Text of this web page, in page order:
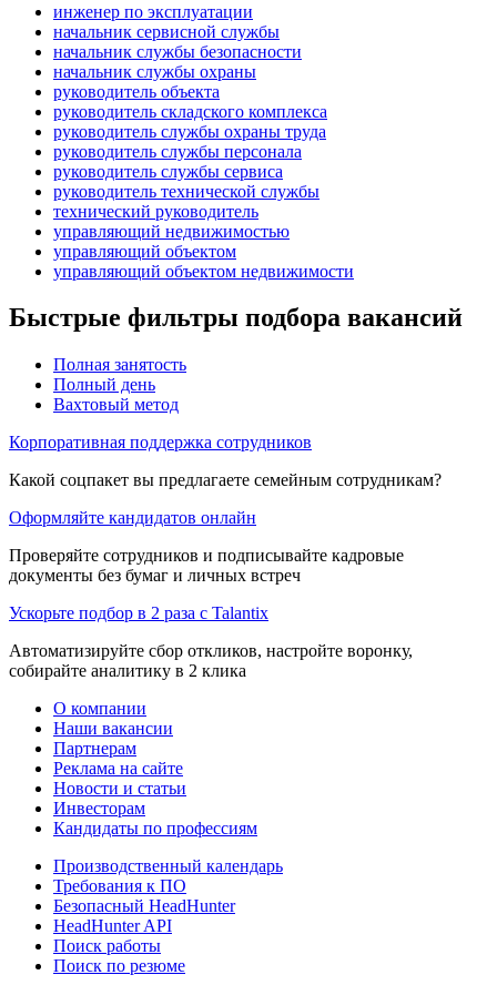
инженер по эксплуатации
начальник сервисной службы
начальник службы безопасности
начальник службы охраны
руководитель объекта
руководитель складского комплекса
руководитель службы охраны труда
руководитель службы персонала
руководитель службы сервиса
руководитель технической службы
технический руководитель
управляющий недвижимостью
управляющий объектом
управляющий объектом недвижимости
Быстрые фильтры подбора вакансий
Полная занятость
Полный день
Вахтовый метод
Корпоративная поддержка сотрудников
Какой соцпакет вы предлагаете семейным сотрудникам?
Оформляйте кандидатов онлайн
Проверяйте сотрудников и подписывайте кадровые
документы без бумаг и личных встреч
Ускорьте подбор в 2 раза с Talantix
Автоматизируйте сбор откликов, настройте воронку,
собирайте аналитику в 2 клика
О компании
Наши вакансии
Партнерам
Реклама на сайте
Новости и статьи
Инвесторам
Кандидаты по профессиям
Производственный календарь
Требования к ПО
Безопасный HeadHunter
HeadHunter API
Поиск работы
Поиск по резюме